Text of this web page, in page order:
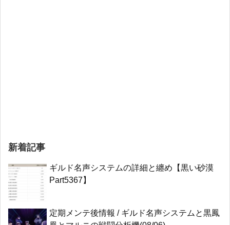
新着記事
ギルド名声システムの詳細と纏め【黒い砂漠
Part5367】
定期メンテ後情報 / ギルド名声システムと黒鳳